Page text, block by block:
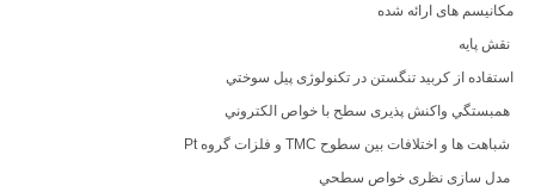
مکانیسم های ارائه شده
نقش پایه
استفاده از کربید تنگستن در تکنولوژی پیل سوختي
همبستگي واكنش پذیری سطح با خواص الكتروني
شباهت ها و اختلافات بین سطوح TMC و فلزات گروه Pt
مدل سازی نظری خواص سطحي